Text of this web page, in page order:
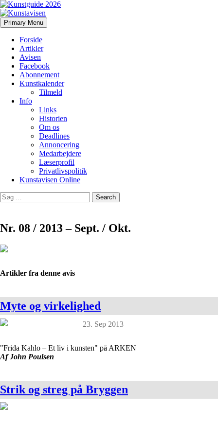
Kunstavisen
Search
Primary Menu Skip
to
Forside
Artikler
Avisen
Facebook
Abonnement
Kunstkalender
Tilmeld
Info
Links
Historien
Om os
Deadlines
Annoncering
Medarbejdere
Læserprofil
Privatlivspolitik
Kunstavisen Online
Search
for:
Nr. 08 / 2013 – Sept. / Okt.
Artikler fra denne avis
Myte og virkelighed
23. Sep 2013
"Frida Kahlo – Et liv i kunsten" på ARKEN
Af John Poulsen
Strik og streg på Bryggen